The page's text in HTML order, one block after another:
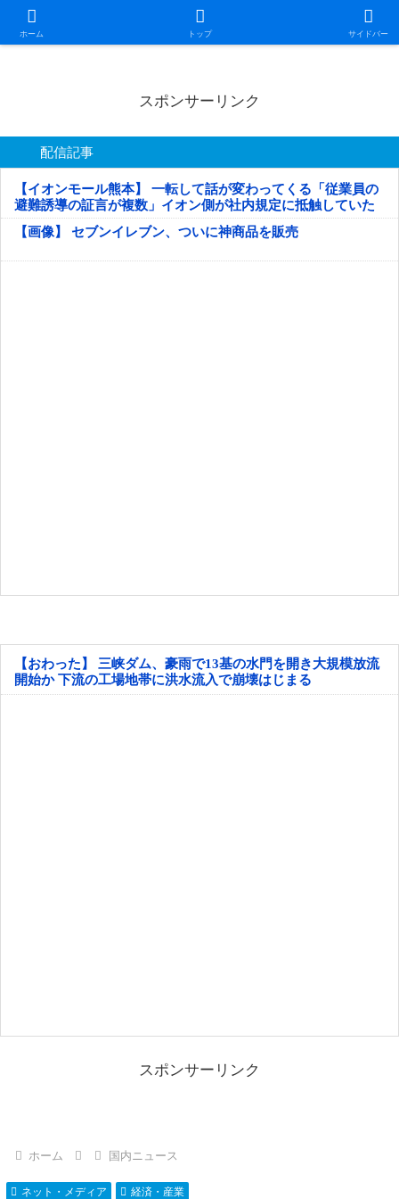
ホーム トップ サイドバー
日本第一！ニュース録
スポンサーリンク
配信記事
【イオンモール熊本】 一転して話が変わってくる「従業員の
避難誘導の証言が複数」イオン側が社内規定に抵触していた
疑い
【画像】 セブンイレブン、ついに神商品を販売
【おわった】 三峡ダム、豪雨で13基の水門を開き大規模放流
開始か 下流の工場地帯に洪水流入で崩壊はじまる
スポンサーリンク
ホーム 国内ニュース
ネット・メディア 経済・産業